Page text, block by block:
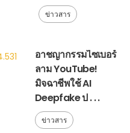
ข่าวสาร
อาชญากรรมไซเบอร์
ลาม YouTube!
มิจฉาชีพใช้ AI
Deepfake ป . . .
ข่าวสาร